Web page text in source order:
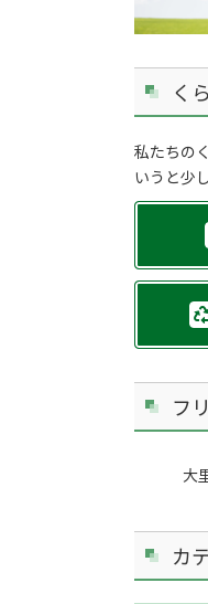
く
私たちの
いうと少
フ
大
カ